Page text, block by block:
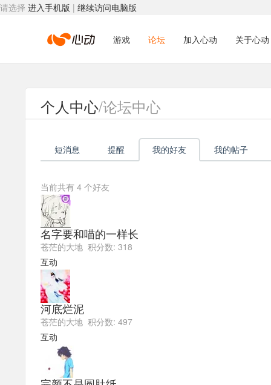
请选择 进入手机版 | 继续访问电脑版
心
动
络
游戏 论坛 加入心动 关于心动
个人中心/论坛中心
短消息 提醒 我的好友 我的帖子
当前共有 4 个好友
名字要和喵的一样长
苍茫的大地 积分数: 318
互动
河底烂泥
苍茫的大地 积分数: 497
互动